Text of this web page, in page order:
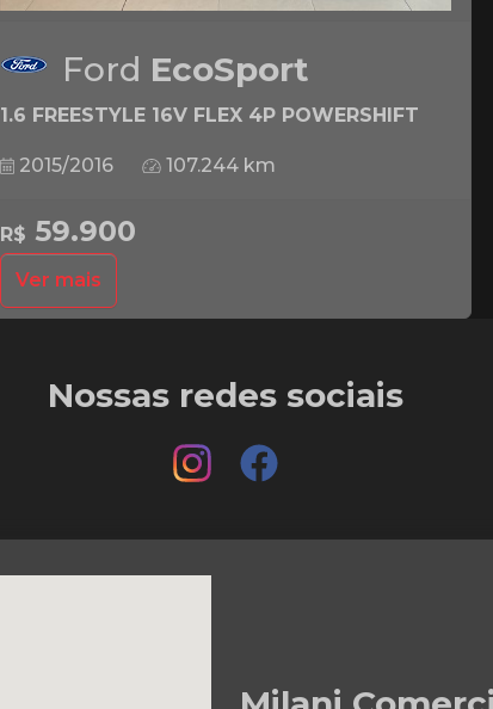
Ford EcoSport
1.6 FREESTYLE 16V FLEX 4P POWERSHIFT
2015/2016 107.244 km
R$ 59.900
Ver mais
Nossas redes sociais